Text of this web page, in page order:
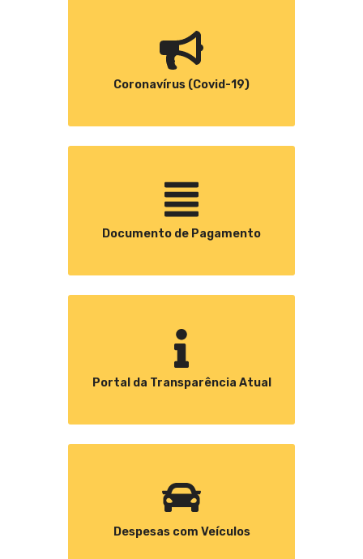
Coronavírus (Covid-19)
Documento de Pagamento
Portal da Transparência Atual
Despesas com Veículos